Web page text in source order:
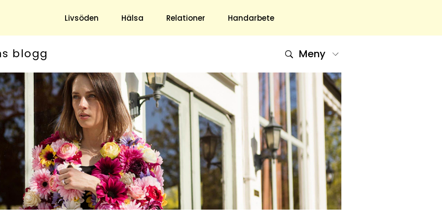
Livsöden Hälsa Relationer Handarbete
& Trädgård
Hushåll
Ekonomi
Mat & Dryck
& Antikt
DIY - Gör Det Själv
Underhållning
Nöje
TV
Horoskop
Quiz
Om Oss
Om Oss & Kontakt
Tidningar Hos Allas.se
Nyhetsbrev
Om Cookies
Integritetspolicy
Skapa Konto
Hantera Preferenser
blogg Meny